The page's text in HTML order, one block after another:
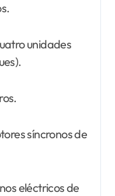
unidades
síncronos de
eléctricos de